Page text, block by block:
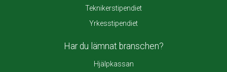
Teknikerstipendiet
Yrkesstipendiet
Har du lämnat branschen?
Hjälpkassan